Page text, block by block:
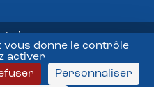
vous donne le contrôle
activer
Personnaliser
-
légales
de vente